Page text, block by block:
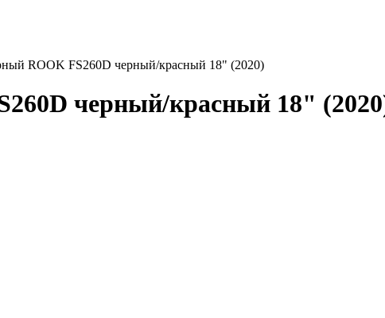
ROOK FS260D черный/красный 18" (2020)
черный/красный 18"